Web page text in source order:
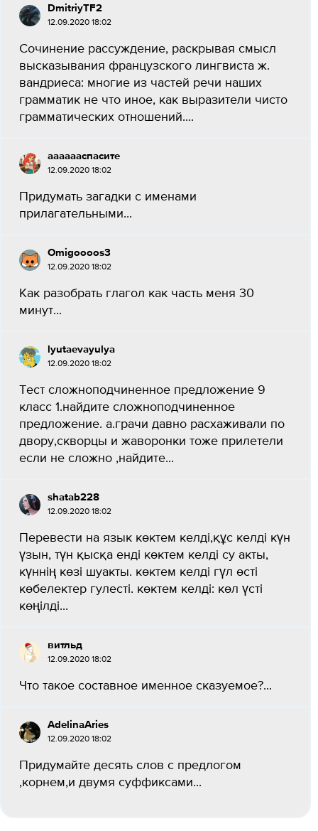
DmitriyTF2
12.09.2020 18:02
Сочинение рассуждение, раскрывая смысл
высказывания французского лингвиста ж.
вандриеса: многие из частей речи наших
грамматик не что иное, как выразители чисто
грамматических отношений....
ааааааспасите
12.09.2020 18:02
Придумать загадки с именами
прилагательными...
Omigoooos3
12.09.2020 18:02
Как разобрать глагол как часть меня 30
минут...
lyutaevayulya
12.09.2020 18:02
Тест сложноподчиненное предложение 9
класс 1.найдите сложноподчиненное
предложение. а.грачи давно расхаживали по
двору,скворцы и жаворонки тоже прилетели
если не сложно ,найдите...
shatab228
12.09.2020 18:02
Перевести на язык көктем келді,құс келді күн
үзын, түн қысқа енді көктем келді су акты,
күннің көзі шуакты. көктем келді гүл өсті
көбелектер гулесті. көктем келді: көл үсті
көңілді...
витльд
12.09.2020 18:02
Что такое составное именное сказуемое?...
AdelinaAries
12.09.2020 18:02
Придумайте десять слов с предлогом
,корнем,и двумя суффиксами...